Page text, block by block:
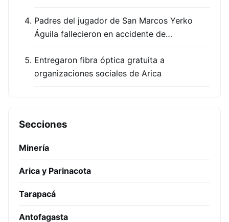
Padres del jugador de San Marcos Yerko
Águila fallecieron en accidente de…
Entregaron fibra óptica gratuita a
organizaciones sociales de Arica
Secciones
Minería
Arica y Parinacota
Tarapacá
Antofagasta